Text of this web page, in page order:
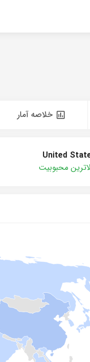
خلاصه آمار
United
محبوبیت